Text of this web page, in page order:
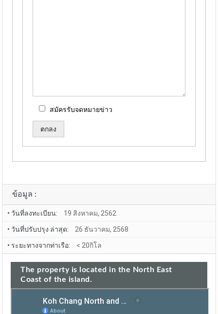
สมัครรับจดหมายข่าว
ข้อมูล :
• วันที่ลงทะเบียน: 19 สิงหาคม, 2562
• วันที่ปรับปรุง ล่าสุด: 26 ธันวาคม, 2568
• ระยะทางจากท่าเรือ: < 20กิโล
The property is located in the North East
Coast of the island.